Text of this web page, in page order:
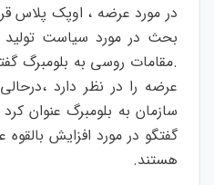
در مورد عرضه ، اوپک پلاس
بحث در مورد سیاست تولید
.مقامات روسی به بلومبرگ
عرضه را در نظر دارد
سازمان به بلومبرگ عنوان
گفتگو در مورد افزایش
هستند.